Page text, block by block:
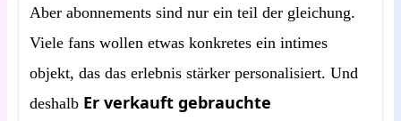
Aber abonnements sind nur ein teil der gleichung.
Viele fans wollen etwas konkretes ein intimes
objekt, das das erlebnis stärker personalisiert. Und
deshalb Er verkauft gebrauchte